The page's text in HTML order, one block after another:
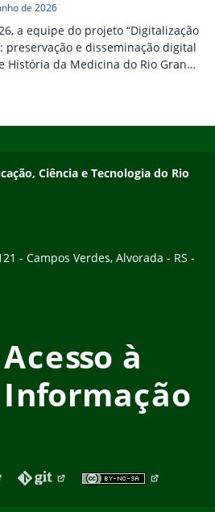
de 2026
a equipe do projeto “Digitalização
preservação e disseminação digital
História da Medicina do Rio Grande
Ciência e Tecnologia do Rio
- Campos Verdes, Alvorada - RS -